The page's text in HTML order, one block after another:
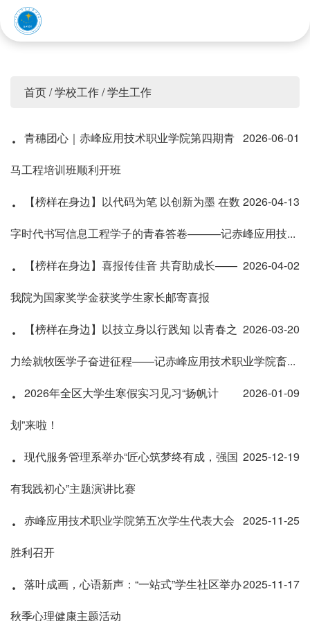
首页/学校工作/学生工作
2026-06-01
· 青穗团心｜赤峰应用技术职业学院第四期青
马工程培训班顺利开班
2026-04-13
·
【榜样在身边】以代码为笔 以创新为墨 在数
字时代书写信息工程学子的青春答卷———记赤峰应用技...
2026-04-02
·
【榜样在身边】喜报传佳音 共育助成长——
我院为国家奖学金获奖学生家长邮寄喜报
2026-03-20
·
【榜样在身边】以技立身以行践知 以青春之
力绘就牧医学子奋进征程——记赤峰应用技术职业学院畜...
2026-01-09
· 2026年全区大学生寒假实习见习“扬帆计
划”来啦！
2025-12-19
· 现代服务管理系举办“匠心筑梦终有成，强国
有我践初心”主题演讲比赛
2025-11-25
· 赤峰应用技术职业学院第五次学生代表大会
胜利召开
2025-11-17
· 落叶成画，心语新声：“一站式”学生社区举办
秋季心理健康主题活动